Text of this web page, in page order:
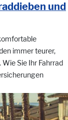
und
immer teurer,
Sie Ihr Fahrrad